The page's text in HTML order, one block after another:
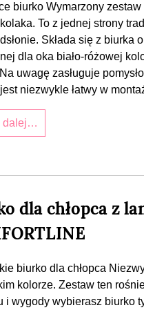
biurko Wymarzony
To z jednej strony
Składa się z biurka
dla oka biało-różowej
uwagę zasługuje
niezwykle łatwy w
dalej…
dla chłopca z
biurko dla chłopca
kolorze. Zestaw ten
i wygody wybierasz biurko